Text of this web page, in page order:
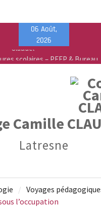
06 Août,
2026
scolaires – PEEP & Bureau
Vallée
pour les élèves – Année
2026-2027 – Collège Camille
Camille
Latresne
Voyages
l’occupation